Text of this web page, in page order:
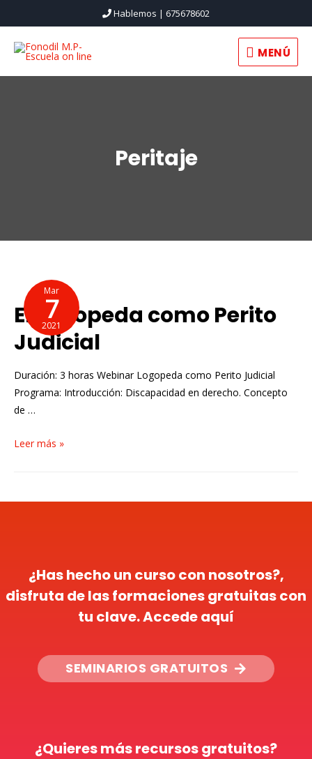
Hablemos | 675678602
MENÚ
Peritaje
Mar
7
2021
El Logopeda como Perito
Judicial
Duración: 3 horas Webinar Logopeda como Perito Judicial
Programa: Introducción: Discapacidad en derecho. Concepto
de …
Leer más »
¿Has hecho un curso con nosotros?,
disfruta de las formaciones gratuitas con
tu clave. Accede aquí
SEMINARIOS GRATUITOS
¿Quieres más recursos gratuitos?